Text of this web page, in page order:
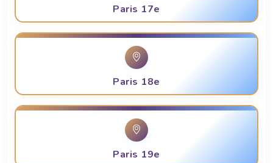
Paris 17e
Paris 18e
Paris 19e